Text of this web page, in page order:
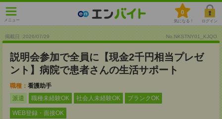
メニュー
0
気になる！ ログイン
掲載日 :2026/07/29 No.NKSTNY01_KJQO
説明会参加で全員に【現金2千円相当プレゼ
ント】病院で患者さんの生活サポート
職種： 看護助手
派遣
職種未経験OK 社会人未経験OK ブランクOK
WEB登録・面接OK